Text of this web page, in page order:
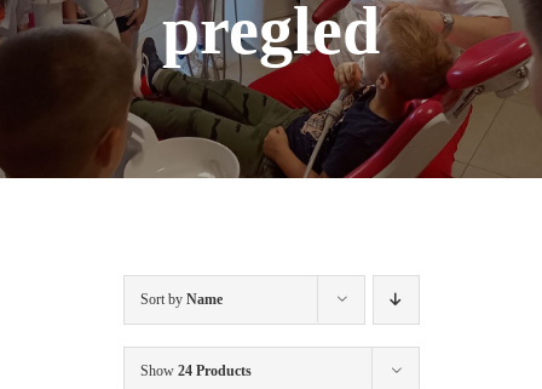
pregled
Sort by Name
Show 24 Products